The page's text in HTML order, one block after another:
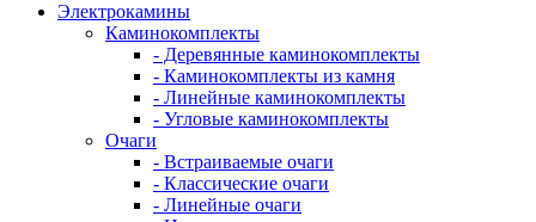
Электрокамины
Каминокомплекты
- Деревянные каминокомплекты
- Каминокомплекты из камня
- Линейные каминокомплекты
- Угловые каминокомплекты
Очаги
- Встраиваемые очаги
- Классические очаги
- Линейные очаги